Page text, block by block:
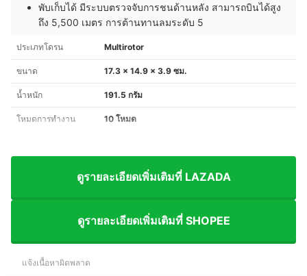
พับเก็บได้ มีระบบตรวจจับการชนด้านหลัง สามารถบินได้สูง
ถึง 5,500 เมตร การต้านทานลมระดับ 5
ประเภทโดรน Multirotor
ขนาด 17.3 x 14.9 x 3.9 ซม.
น้ำหนัก 191.5 กรัม
โหมดการทำงาน 10 โหมด
ดูรายละเอียดเพิ่มเติมที่ LAZADA
ดูรายละเอียดเพิ่มเติมที่ SHOPEE
แจ้งเนื้อหาผิดพลาด